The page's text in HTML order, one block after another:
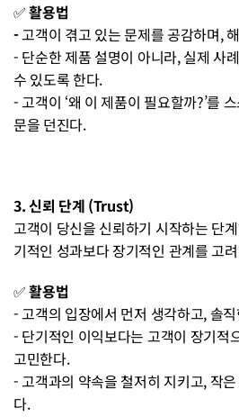
✅ 활용법
- 고객이 겪고 있는 문제를 공감하며,
- 단순한 제품 설명이 아니라, 실제 사
수 있도록 한다.
- 고객이 ‘왜 이 제품이 필요할까?’를
문을 던진다.
3. 신뢰 단계 (Trust)
고객이 당신을 신뢰하기 시작하는 단
기적인 성과보다 장기적인 관계를 고
✅ 활용법
- 고객의 입장에서 먼저 생각하고, 솔
- 단기적인 이익보다는 고객이 장기적
고민한다.
- 고객과의 약속을 철저히 지키고, 작
다.